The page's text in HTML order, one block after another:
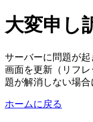
大変申し
サーバーに問題が起
画面を更新（リフ
題が解消しない場合
ホームに戻る